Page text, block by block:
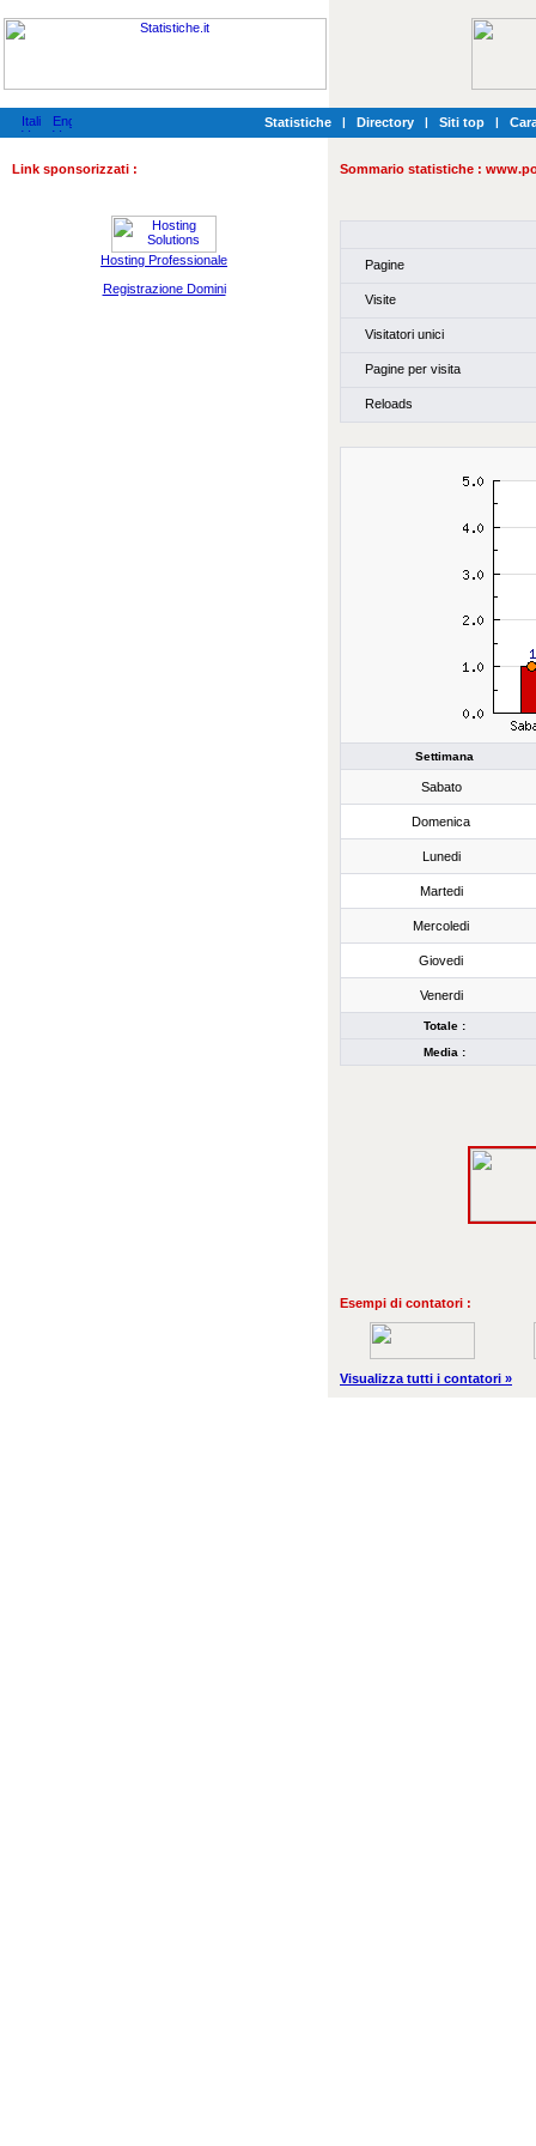
Statistiche | Directory | Siti top |
Link sponsorizzati :
Hosting Professionale
Registrazione Domini
Sommario statistiche :
Pagine
Visite
Visitatori unici
Pagine per visita
Reloads
Settimana
Sabato
Domenica
Lunedi
Martedi
Mercoledi
Giovedi
Venerdi
Totale :
Media :
Esempi di contatori :
Visualizza tutti i contatori »